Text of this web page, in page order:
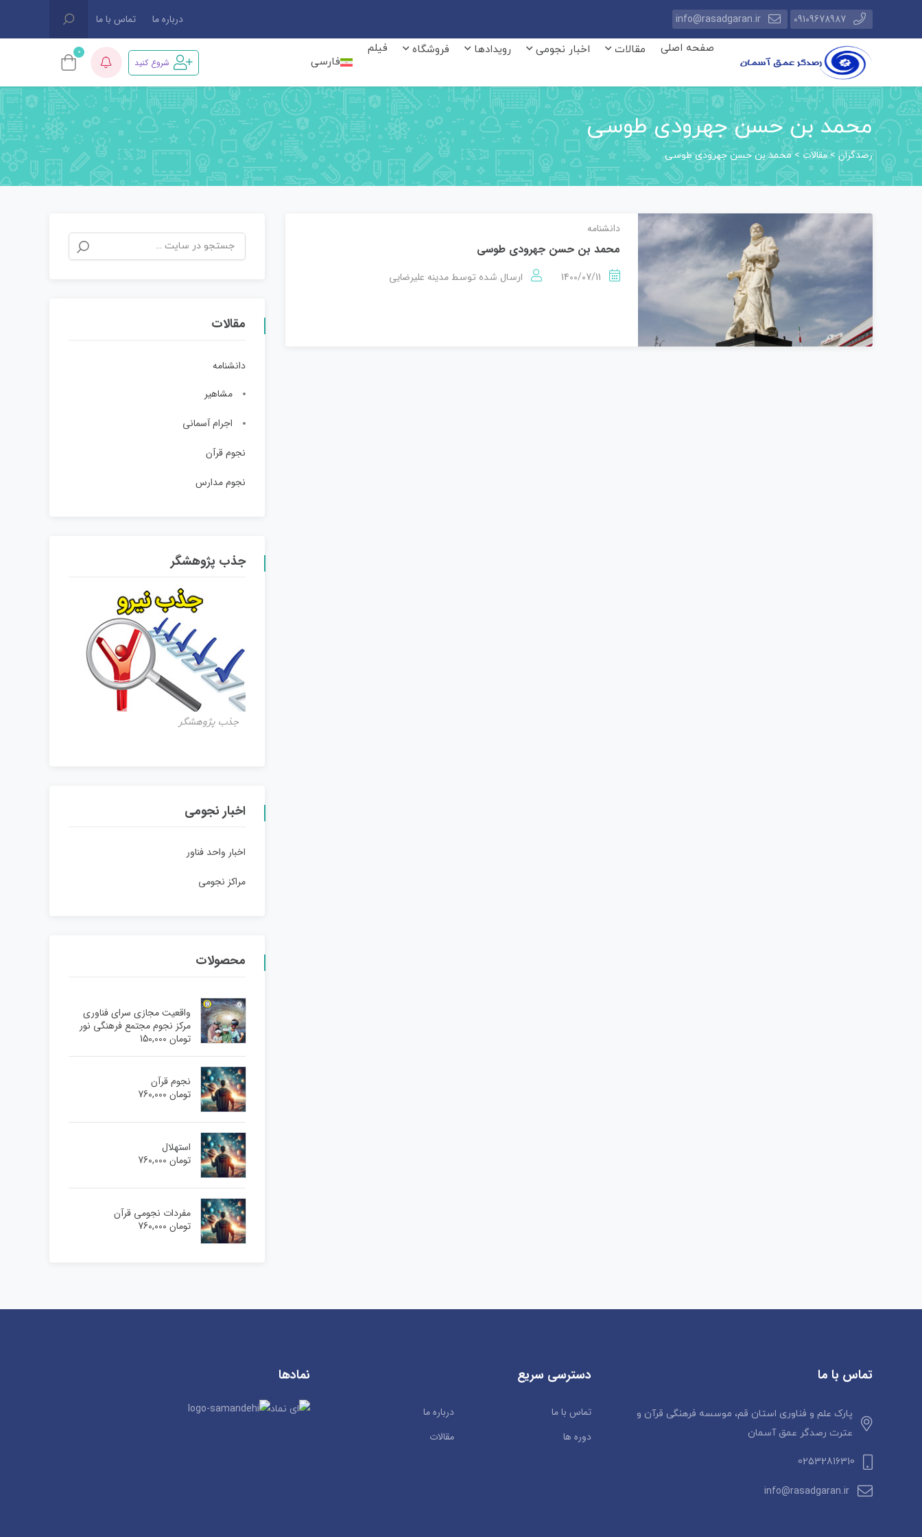
09109678987
info@rasadgaran.ir درباره ما تماس با ما
صفحه اصلی مقالات اخبار نجومی رویدادها فروشگاه
فیلم
فارسی
شروع کنید
0
محمد بن حسن جهرودی طوسی
رصدگران >مقالات >محمد بن حسن جهرودی طوسی
دانشنامه
محمد بن حسن جهرودی طوسی
1400/07/11 ارسال شده توسط مدینه علیرضایی
مقالات
دانشنامه
مشاهیر
اجرام آسمانی
نجوم قرآن
نجوم مدارس
جذب پژوهشگر
جذب پژوهشگر
اخبار نجومی
اخبار واحد فناور
مراکز نجومی
محصولات
واقعیت مجازی سرای فناوری
مرکز نجوم مجتمع فرهنگی نور
تومان
نجوم قرآن
تومان
استهلال
تومان
مفردات نجومی قرآن
تومان
تماس با ما
پارک علم و فناوری استان قم، موسسه فرهنگی قرآن و
عترت رصدگر عمق آسمان
02532816310
info@rasadgaran.ir
دسترسی سریع
تماس با ما
درباره ما
دوره ها
مقالات
نمادها